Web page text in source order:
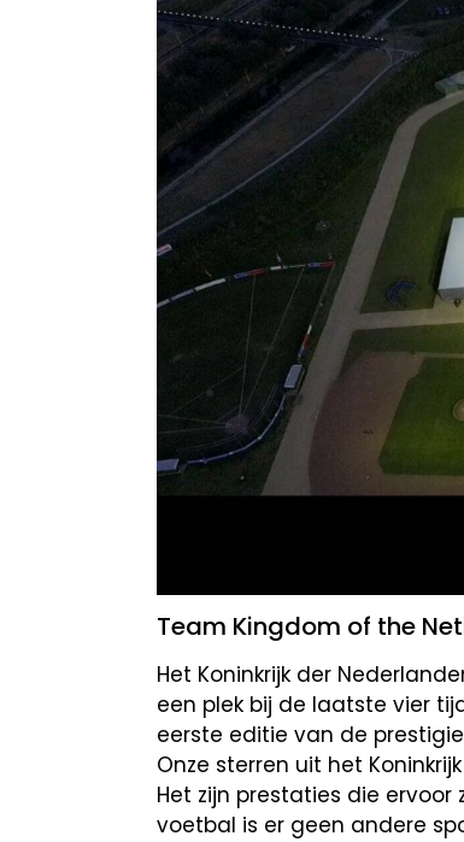
Team Kingdom of the
Het Koninkrijk der
een plek bij de laatste vier
eerste editie van de
Onze sterren uit het
Het zijn prestaties die
voetbal is er geen andere